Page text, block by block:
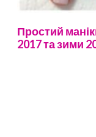
Простий
2017 та зими